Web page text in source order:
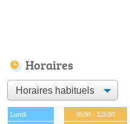
Horaires
Lundi 9h30 - 12h30